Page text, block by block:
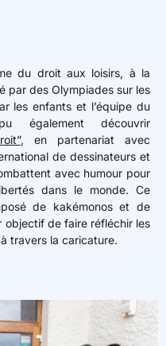
du droit aux loisirs, à la
par des Olympiades sur les
les enfants et l’équipe du
également découvrir
, en partenariat avec
de dessinateurs et
avec humour pour
dans le monde. Ce
de kakémonos et de
de faire réfléchir les
travers la caricature.